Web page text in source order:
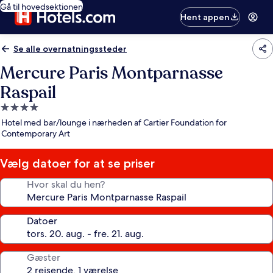
Gå til hovedsektionen
Hent appen
Se alle overnatningssteder
Mercure Paris Montparnasse
Raspail
4.0-
stjernet
overnatningssted
Hotel med bar/lounge i nærheden af Cartier Foundation for
Contemporary Art
Vælg datoer for at se priser
Hvor skal du hen?
Datoer
Gæster